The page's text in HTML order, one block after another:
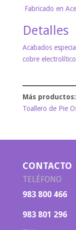
Fabricado en
Detalles
Acabados
cobre
Toallero de Pie
CONTACTO
TELÉFONO
983 800 466
983 801 296